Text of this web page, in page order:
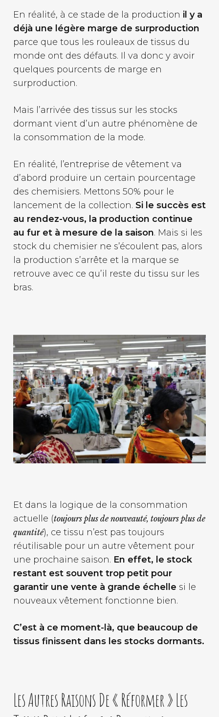
En réalité, à ce stade de la production il y a
déjà une légère marge de surproduction
parce que tous les rouleaux de tissus du
monde ont des défauts. Il va donc y avoir
quelques pourcents de marge en
surproduction.
Mais l’arrivée des tissus sur les stocks
dormant vient d’un autre phénomène de
la consommation de la mode.
En réalité, l’entreprise de vêtement va
d’abord produire un certain pourcentage
des chemisiers. Mettons 50% pour le
lancement de la collection. Si le succès est
au rendez-vous, la production continue
au fur et à mesure de la saison. Mais si les
stock du chemisier ne s’écoulent pas, alors
la production s’arrête et la marque se
retrouve avec ce qu’il reste du tissu sur les
bras.
Et dans la logique de la consommation
actuelle (toujours plus de nouveauté, toujours plus de
quantité), ce tissu n’est pas toujours
réutilisable pour un autre vêtement pour
une prochaine saison. En effet, le stock
restant est souvent trop petit pour
garantir une vente à grande échelle si le
nouveaux vêtement fonctionne bien.
C’est à ce moment-là, que beaucoup de
tissus finissent dans les stocks dormants.
Les Autres Raisons De « Réformer » Les